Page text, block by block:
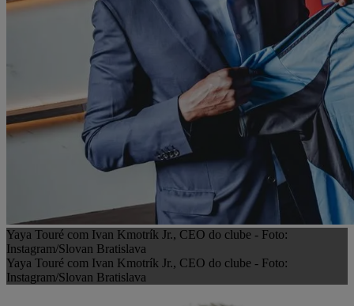
Yaya Touré com Ivan Kmotrík Jr., CEO do clube - Foto:
Instagram/Slovan Bratislava
Yaya Touré com Ivan Kmotrík Jr., CEO do clube - Foto:
Instagram/Slovan Bratislava